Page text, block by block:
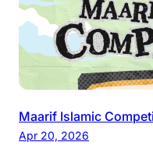
Maarif Islamic
Apr 20, 2026